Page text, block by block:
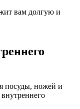
вам долгую и
посуды, ножей и